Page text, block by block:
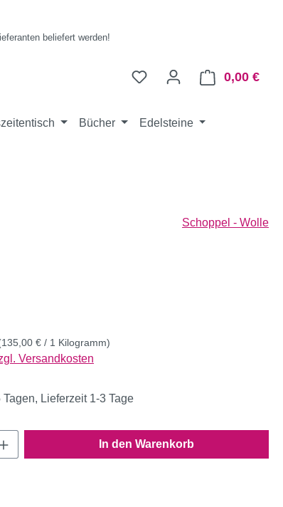
beliefert werden!
0,00 €
Bücher Edelsteine
Schoppel - Wolle
€ / 1 Kilogramm)
Versandkosten
Lieferzeit 1-3 Tage
Gib den gewünschten Wert ein
In den Warenkorb